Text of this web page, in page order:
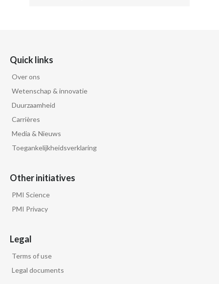
Quick links
Over ons
Wetenschap & innovatie
Duurzaamheid
Carrières
Media & Nieuws
Toegankelijkheidsverklaring
Other initiatives
PMI Science
PMI Privacy
Legal
Terms of use
Legal documents